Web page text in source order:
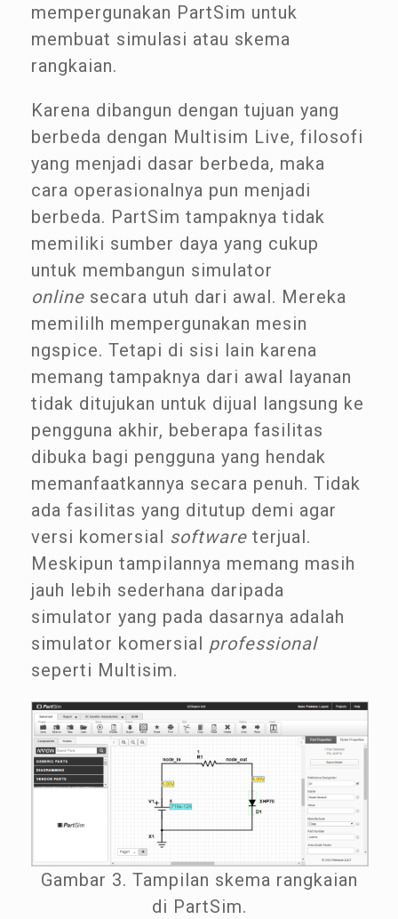
mempergunakan PartSim untuk
membuat simulasi atau skema
rangkaian.
Karena dibangun dengan tujuan yang
berbeda dengan Multisim Live, filosofi
yang menjadi dasar berbeda, maka
cara operasionalnya pun menjadi
berbeda. PartSim tampaknya tidak
memiliki sumber daya yang cukup
untuk membangun simulator
online secara utuh dari awal. Mereka
memililh mempergunakan mesin
ngspice. Tetapi di sisi lain karena
memang tampaknya dari awal layanan
tidak ditujukan untuk dijual langsung ke
pengguna akhir, beberapa fasilitas
dibuka bagi pengguna yang hendak
memanfaatkannya secara penuh. Tidak
ada fasilitas yang ditutup demi agar
versi komersial software terjual.
Meskipun tampilannya memang masih
jauh lebih sederhana daripada
simulator yang pada dasarnya adalah
simulator komersial professional
seperti Multisim.
Gambar 3. Tampilan skema rangkaian
di PartSim.